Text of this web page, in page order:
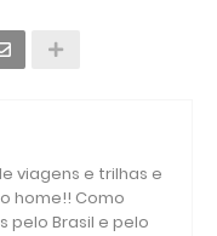
viagens e trilhas e
home!! Como
pelo Brasil e pelo